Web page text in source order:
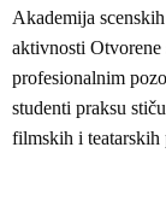
Akademija
aktivnosti Otvorene
profesionalnim
studenti praksu
filmskih i teatarskih